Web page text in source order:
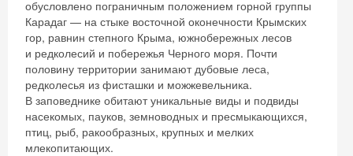
обусловлено пограничным положением горной группы
Карадаг — на стыке восточной оконечности Крымских
гор, равнин степного Крыма, южнобережных лесов
и редколесий и побережья Черного моря. Почти
половину территории занимают дубовые леса,
редколесья из фисташки и можжевельника.
В заповеднике обитают уникальные виды и подвиды
насекомых, пауков, земноводных и пресмыкающихся,
птиц, рыб, ракообразных, крупных и мелких
млекопитающих.